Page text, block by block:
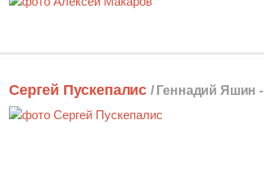
Сергей Пускепалис / Геннадий Яшин -